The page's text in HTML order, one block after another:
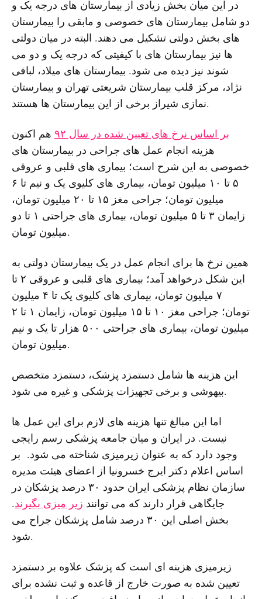
در این میان بخش زیادی از بیمارستان های درجه یک و
دو شامل بیمارستان های خصوصی و مابقی را بیمارستان
های بخش دولتی تشکیل می دهند. البته در میان دولتی
ها نیز بیمارستان های با کیفیتی که درجه یک و دو می
شوند نیز دیده می شود. بیمارستان های میلاد، لبافی
نژاد، مرکز قلب بیمارستان شریعتی تهران و بیمارستان
نمازی شیراز برخی از این بیمارستان ها هستند.
بر اساس نرخ های تعیین شده در سال ۹۲
هم اکنون
هزینه انجام عمل های جراحی در بیمارستان های
خصوصی به این شرح است؛ بیماری های قلبی و عروقی
۵ تا ۱۰ میلیون تومان، بیماری های کلیوی یک و نیم تا ۶
میلیون تومان؛ جراحی مغز ۱۵ تا ۲۰ میلیون تومان،
زایمان ۳ تا ۵ میلیون تومان، بیماری های جراحتی ۱ تا دو
میلیون تومان.
همین نرخ ها برای انجام عمل در یک بیمارستان دولتی به
این شکل درخواهد آمد؛ بیماری های قلبی و عروقی ۲ تا
۷ میلیون تومان، بیماری های کلیوی یک تا ۴ میلیون
تومان؛ جراحی مغز ۱۰ تا ۱۵ میلیون تومان، زایمان ۱ تا ۲
میلیون تومان، بیماری های جراحتی ۵۰۰ هزار تا یک و نیم
میلیون تومان.
این هزینه ها شامل دستمزد پزشک، دستمزد متخصص
بیهوشی و برخی تجهیزات پزشکی و غیره می شود.
اما این مبالغ تنها هزینه های لازم برای این عمل ها
نیست. در ایران و میان جامعه پزشکی رسم رایجی
وجود دارد که به عنوان زیرمیزی شناخته می شود. بر
اساس اعلام دکتر ایرج خسرونیا از اعضای هیئت مدیره
سازمان نظام پزشکی ایران حدود ۳۰ درصد پزشکان در
جایگاهی قرار دارند که می توانند زیر میزی بگیرند.
بخش اصلی این ۳۰ درصد شامل پزشکان جراح می
شود.
زیرمیزی هزینه ای است که پزشک علاوه بر دستمزد
تعیین شده به صورت خارج از قاعده و ثبت نشده برای